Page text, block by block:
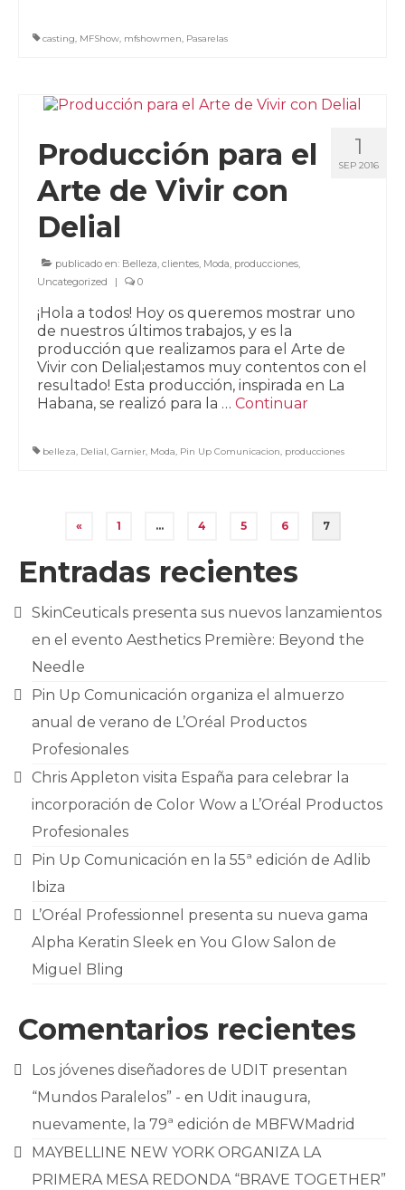
casting, MFShow, mfshowmen, Pasarelas
1
SEP 2016
Producción para el
Arte de Vivir con
Delial
publicado en: Belleza clientes Moda producciones
Uncategorized
| 0
¡Hola a todos! Hoy os queremos mostrar uno
de nuestros últimos trabajos, y es la
producción que realizamos para el Arte de
Vivir con Delial¡estamos muy contentos con el
resultado! Esta producción, inspirada en La
Habana, se realizó para la … Continuar
belleza, Delial, Garnier, Moda, Pin Up Comunicacion, producciones
Paginación
de
« 1 … 4 5 6 7
Entradas recientes
SkinCeuticals presenta sus nuevos lanzamientos
en el evento Aesthetics Première: Beyond the
Needle
Pin Up Comunicación organiza el almuerzo
anual de verano de L’Oréal Productos
Profesionales
Chris Appleton visita España para celebrar la
incorporación de Color Wow a L’Oréal Productos
Profesionales
Pin Up Comunicación en la 55ª edición de Adlib
Ibiza
L’Oréal Professionnel presenta su nueva gama
Alpha Keratin Sleek en You Glow Salon de
Miguel Bling
Comentarios recientes
Los jóvenes diseñadores de UDIT presentan
“Mundos Paralelos” - en Udit inaugura,
nuevamente, la 79ª edición de MBFWMadrid
MAYBELLINE NEW YORK ORGANIZA LA
PRIMERA MESA REDONDA “BRAVE TOGETHER”